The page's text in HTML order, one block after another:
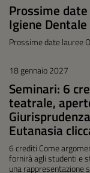
Prossime
Igiene Dentale
Prossime date lauree
18 gennaio 2027
Seminari: 6
teatrale,
Eutanasia
6 crediti Come
fornirà agli studenti e
una rappresentazione